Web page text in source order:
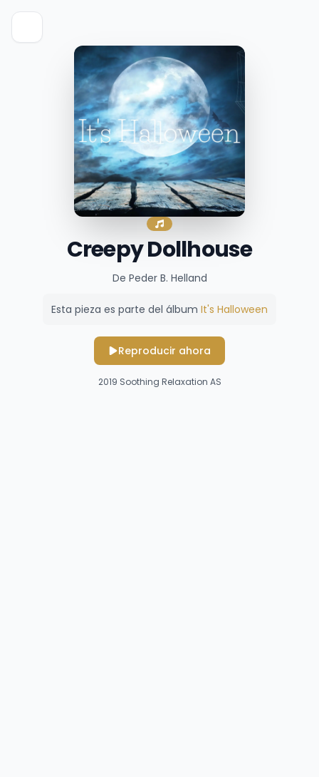
Creepy Dollhouse
De Peder B. Helland
Esta pieza es parte del álbum It's Halloween
Reproducir ahora
2019 Soothing Relaxation AS